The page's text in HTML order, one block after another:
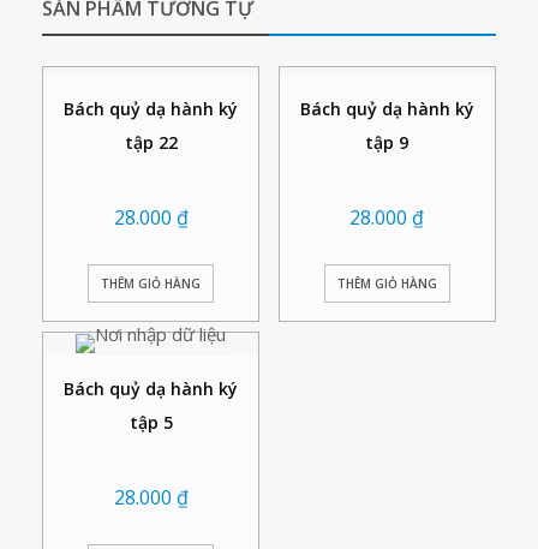
SẢN PHẨM TƯƠNG TỰ
Bách quỷ dạ hành ký
tập 22
28.000 ₫
THÊM GIỎ HÀNG
Bách quỷ dạ hành ký
tập 9
28.000 ₫
THÊM GIỎ HÀNG
Bách quỷ dạ hành ký
tập 5
28.000 ₫